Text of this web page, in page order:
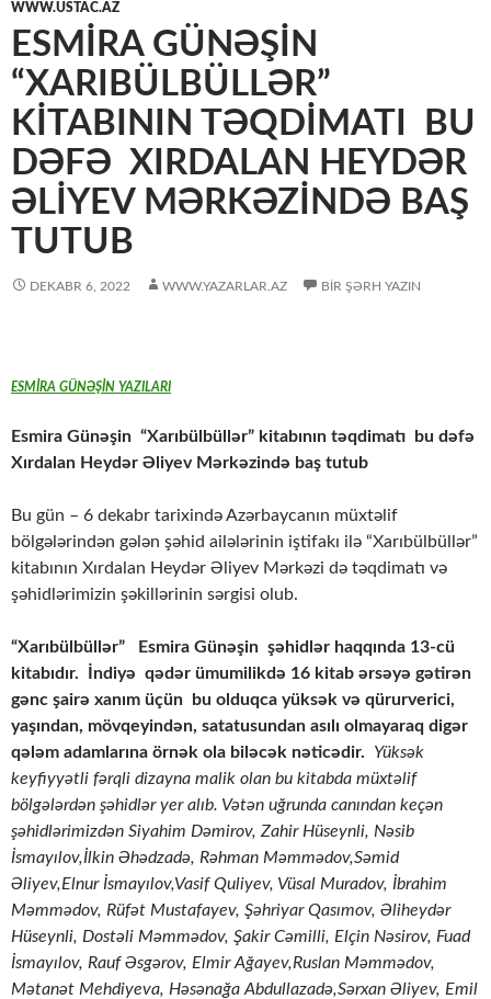
WWW.USTAC.AZ
ESMIRA GÜNƏŞIN
“XARIBÜLBÜLLƏR”
KITABININ TƏQDIMATI BU
DƏFƏ XIRDALAN HEYDƏR
ƏLIYEV MƏRKƏZINDƏ BAŞ
TUTUB
DEKABR 6, 2022 WWW.YAZARLAR.AZ BIR ŞƏRH YAZIN
ESMİRA GÜNƏŞİN YAZILARI
Esmira Günəşin “Xarıbülbüllər” kitabının təqdimatı bu dəfə
Xırdalan Heydər Əliyev Mərkəzində baş tutub
Bu gün – 6 dekabr tarixində Azərbaycanın müxtəlif
bölgələrindən gələn şəhid ailələrinin iştifakı ilə “Xarıbülbüllər”
kitabının Xırdalan Heydər Əliyev Mərkəzi də təqdimatı və
şəhidlərimizin şəkillərinin sərgisi olub.
“Xarıbülbüllər” Esmira Günəşin şəhidlər haqqında 13-cü
kitabıdır. İndiyə qədər ümumilikdə 16 kitab ərsəyə gətirən
gənc şairə xanım üçün bu olduqca yüksək və qürurverici,
yaşından, mövqeyindən, satatusundan asılı olmayaraq digər
qələm adamlarına örnək ola biləcək nəticədir.
Yüksək
keyfiyyətli fərqli dizayna malik olan bu kitabda müxtəlif
bölgələrdən şəhidlər yer alıb. Vətən uğrunda canından keçən
şəhidlərimizdən Siyahim Dəmirov, Zahir Hüseynli, Nəsib
İsmayılov,İlkin Əhədzadə, Rəhman Məmmədov,Səmid
Əliyev,Elnur İsmayılov,Vasif Quliyev, Vüsal Muradov, İbrahim
Məmmədov, Rüfət Mustafayev, Şəhriyar Qasımov, Əliheydər
Hüseynli, Dostəli Məmmədov, Şakir Cəmilli, Elçin Nəsirov, Fuad
İsmayılov, Rauf Əsgərov, Elmir Ağayev,Ruslan Məmmədov,
Mətanət Mehdiyeva, Həsənağa Abdullazadə,Sərxan Əliyev, Emil